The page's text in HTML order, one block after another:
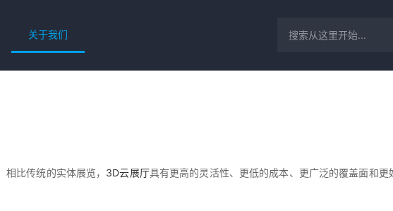
关于我们
比传统的实体展览， 3D云展厅具有更高的灵活性、更低的成本、更广泛的覆盖面和更